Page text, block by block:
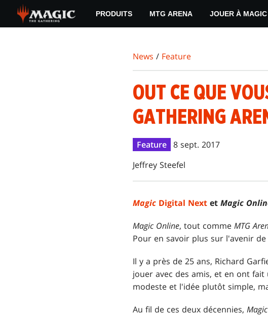
main
PRODUITS MTG ARENA JOUER À MAGIC
News / Feature
OUT CE QUE
GATHERING
Feature 8 sept. 2017
Jeffrey Steefel
Magic Digital Next et Magic
Magic Online, tout comme MTG
Pour en savoir plus sur l'avenir de
Il y a près de 25 ans, Richard
jouer avec des amis, et en ont
modeste et l'idée plutôt simple,
Au fil de ces deux décennies, Magic